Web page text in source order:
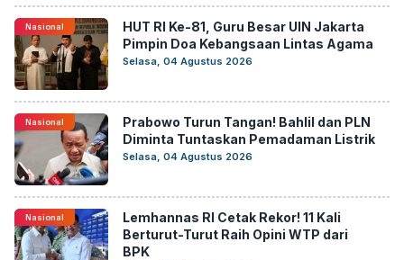
Nasional
HUT RI Ke-81, Guru Besar UIN Jakarta
Pimpin Doa Kebangsaan Lintas Agama
Selasa, 04 Agustus 2026
Nasional
Prabowo Turun Tangan! Bahlil dan PLN
Diminta Tuntaskan Pemadaman Listrik
Selasa, 04 Agustus 2026
Nasional
Lemhannas RI Cetak Rekor! 11 Kali
Berturut-Turut Raih Opini WTP dari
BPK